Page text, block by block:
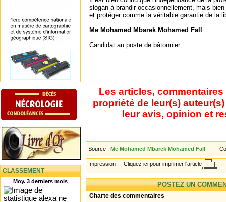
CLASSEMENT
Moy. 3 derniers mois
slogan à brandir occasionnellement, mais
et protéger comme la véritable garantie de la
Me Mohamed Mbarek Mohamed Fall
Candidat au poste de bâtonnier
Les articles,
propriété de leur(s)
leur avis, opinion et
Source : Me Mohamed Mbarek Mohamed Fall
Impression : Cliquez ici pour imprimer l'article
POSTEZ UN
Charte des commentaires